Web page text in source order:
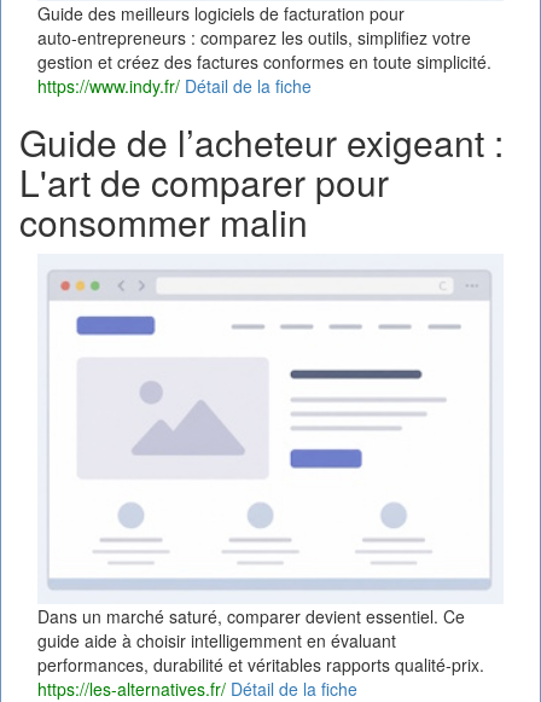
Guide des meilleurs logiciels de facturation pour
auto‑entrepreneurs : comparez les outils, simplifiez votre
gestion et créez des factures conformes en toute simplicité.
https://www.indy.fr/ Détail de la fiche
Guide de l’acheteur exigeant :
L'art de comparer pour
consommer malin
Dans un marché saturé, comparer devient essentiel. Ce
guide aide à choisir intelligemment en évaluant
performances, durabilité et véritables rapports qualité‑prix.
https://les-alternatives.fr/ Détail de la fiche